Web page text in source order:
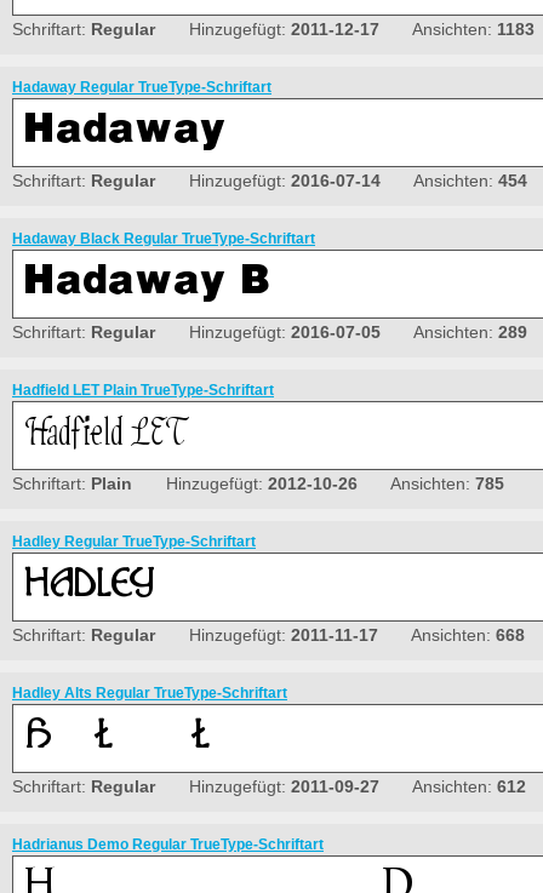
Schriftart: RegularHinzugefügt: 2011-12-17 Ansichten: 1183
Hadaway Regular TrueType-Schriftart
Schriftart: RegularHinzugefügt: 2016-07-14 Ansichten: 454
Hadaway Black Regular TrueType-Schriftart
Schriftart: RegularHinzugefügt: 2016-07-05 Ansichten: 289
Hadfield LET Plain TrueType-Schriftart
Schriftart: Plain Hinzugefügt: 2012-10-26 Ansichten: 785
Hadley Regular TrueType-Schriftart
Schriftart: RegularHinzugefügt: 2011-11-17 Ansichten: 668
Hadley Alts Regular TrueType-Schriftart
Schriftart: RegularHinzugefügt: 2011-09-27 Ansichten: 612
Hadrianus Demo Regular TrueType-Schriftart